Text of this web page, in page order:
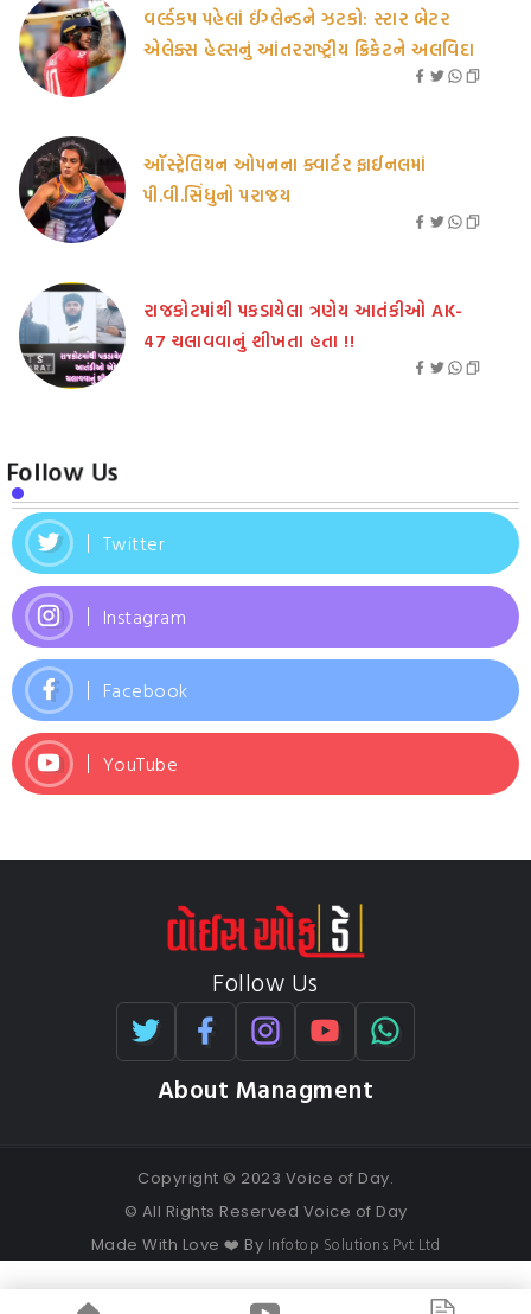
વર્લ્ડકપ પહેલાં ઈંગ્લેન્ડને ઝટકો: સ્ટાર બેટર
એલેક્સ હેલ્સનું આંતરરાષ્ટ્રીય ક્રિકેટને અલવિદા
ઑસ્ટ્રેલિયન ઓપનના ક્વાર્ટર ફાઈનલમાં
પી.વી.સિંધુનો પરાજય
રાજકોટમાંથી પકડાયેલા ત્રણેય આતંકીઓ AK-
47 ચલાવવાનું શીખતા હતા !!
Follow Us
Twitter
Instagram
Facebook
YouTube
Follow Us
About Managment
Copyright © 2023 Voice of Day.
© All Rights Reserved Voice of Day
Made With Love ❤️ By Infotop Solutions Pvt Ltd